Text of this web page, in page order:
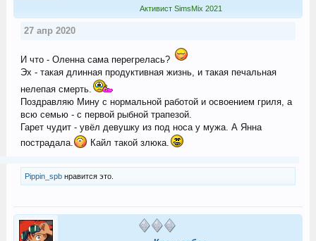
Активист SimsMix 2021
27 апр 2020
И что - Оленна сама перегрелась?
Эх - такая длинная продуктивная жизнь, и такая печальная
нелепая смерть.
Поздравляю Мину с нормальной работой и освоением гриля, а
всю семью - с первой рыбной трапезой.
Гарет чудит - увёл девушку из под носа у мужа. А Янна
пострадала.
Кайл такой злюка.
Pippin_spbнравится это.